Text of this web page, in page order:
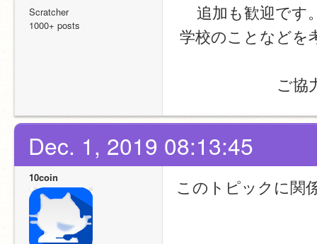
Scratcher
1000+ posts
追加も歓迎です
学校のことなどを
ご協
Dec. 1, 2019 08:13:45
10coin このトピックに関